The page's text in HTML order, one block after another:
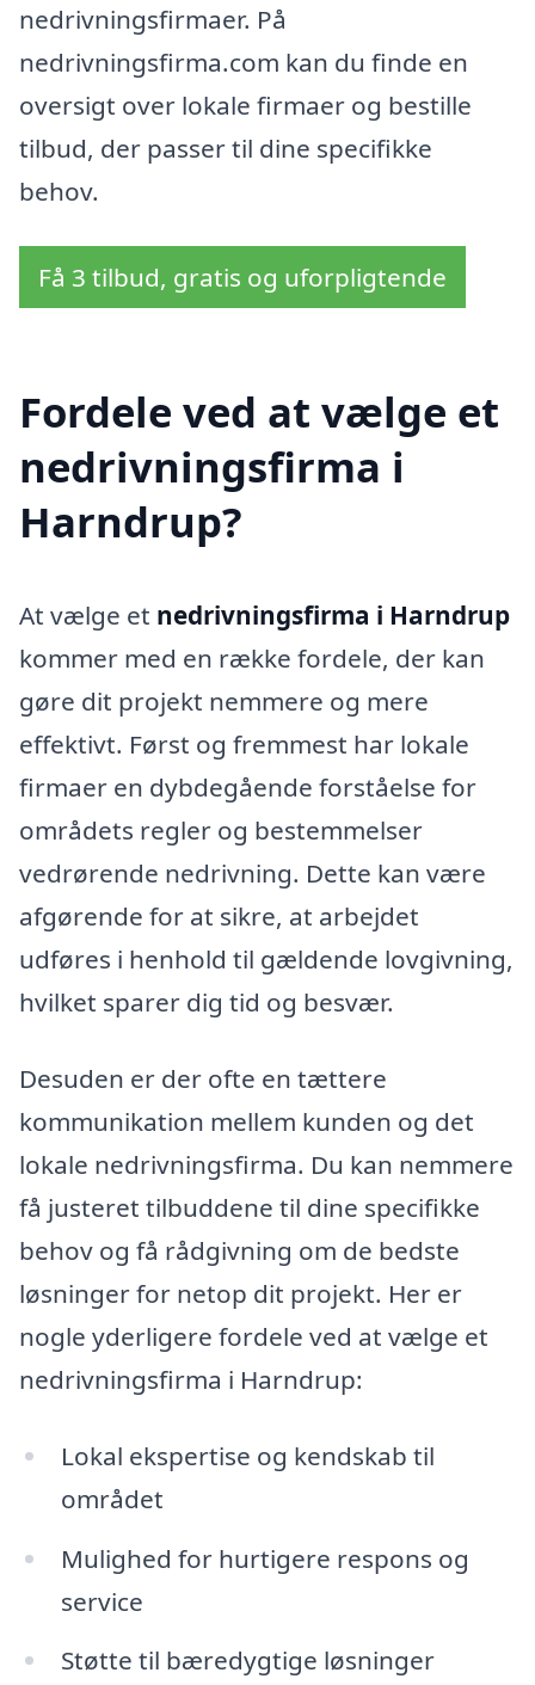
nedrivningsfirmaer. På
nedrivningsfirma.com kan du finde en
oversigt over lokale firmaer og bestille
tilbud, der passer til dine specifikke
behov.
Få 3 tilbud, gratis og uforpligtende
Fordele ved at vælge et
nedrivningsfirma i
Harndrup?
At vælge et nedrivningsfirma i Harndrup
kommer med en række fordele, der kan
gøre dit projekt nemmere og mere
effektivt. Først og fremmest har lokale
firmaer en dybdegående forståelse for
områdets regler og bestemmelser
vedrørende nedrivning. Dette kan være
afgørende for at sikre, at arbejdet
udføres i henhold til gældende lovgivning,
hvilket sparer dig tid og besvær.
Desuden er der ofte en tættere
kommunikation mellem kunden og det
lokale nedrivningsfirma. Du kan nemmere
få justeret tilbuddene til dine specifikke
behov og få rådgivning om de bedste
løsninger for netop dit projekt. Her er
nogle yderligere fordele ved at vælge et
nedrivningsfirma i Harndrup:
Lokal ekspertise og kendskab til
området
Mulighed for hurtigere respons og
service
Støtte til bæredygtige løsninger